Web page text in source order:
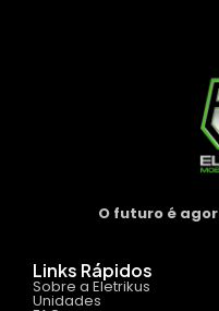
O futuro é
Links Rápidos
Sobre a Eletrikus
Unidades